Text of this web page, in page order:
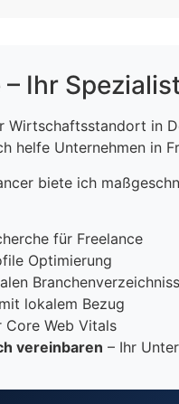
– Ihr
Wirtschaftsstandort in
helfe Unternehmen in
biete ich
für Freelance
Optimierung
lokalem Bezug
Core Web Vitals
vereinbaren – Ihr